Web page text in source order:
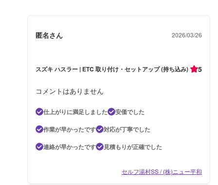
匿名さん 2026/03/26
スズキ ハスラー | ETC 取り付け・セットアップ (持ち込み) 5
コメントはありません
仕上がりに満足しました
安価でした
作業が早かったです
対応が丁寧でした
連絡が早かったです
見積もりが正確でした
セルフ湯村SS / (株)ニュー平和